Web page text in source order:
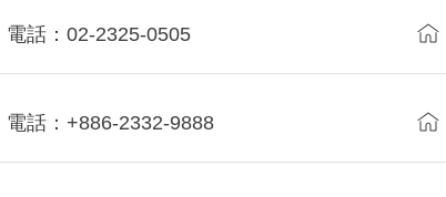
電話：02-2325-0505
電話：+886-2332-9888